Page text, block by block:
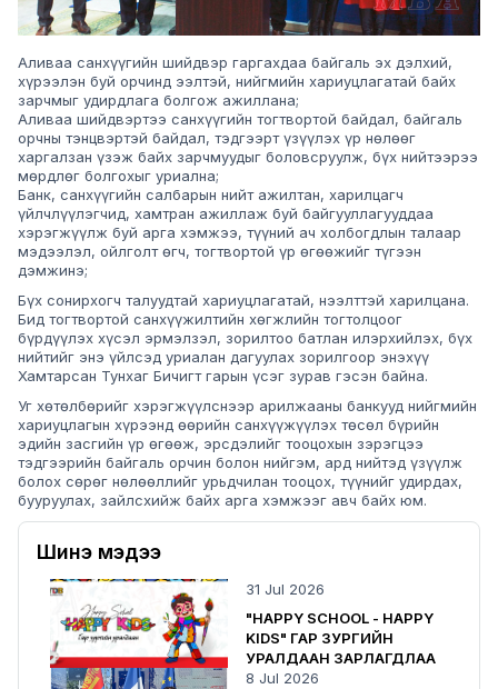
Аливаа санхүүгийн шийдвэр гаргахдаа байгаль эх дэлхий,
хүрээлэн буй орчинд ээлтэй, нийгмийн хариуцлагатай байх
зарчмыг удирдлага болгож ажиллана;
Аливаа шийдвэртээ санхүүгийн тогтвортой байдал, байгаль
орчны тэнцвэртэй байдал, тэдгээрт үзүүлэх үр нөлөөг
харгалзан үзэж байх зарчмуудыг боловсруулж, бүх нийтээрээ
мөрдлөг болгохыг уриална;
Банк, санхүүгийн салбарын нийт ажилтан, харилцагч
үйлчлүүлэгчид, хамтран ажиллаж буй байгууллагууддаа
хэрэгжүүлж буй арга хэмжээ, түүний ач холбогдлын талаар
мэдээлэл, ойлголт өгч, тогтвортой үр өгөөжийг түгээн
дэмжинэ;
Бүх сонирхогч талуудтай хариуцлагатай, нээлттэй харилцана.
Бид тогтвортой санхүүжилтийн хөгжлийн тогтолцоог
бүрдүүлэх хүсэл эрмэлзэл, зорилтоо батлан илэрхийлэх, бүх
нийтийг энэ үйлсэд уриалан дагуулах зорилгоор энэхүү
Хамтарсан Тунхаг Бичигт гарын үсэг зурав гэсэн байна.
Уг хөтөлбөрийг хэрэгжүүлснээр арилжааны банкууд нийгмийн
хариуцлагын хүрээнд өөрийн санхүүжүүлэх төсөл бүрийн
эдийн засгийн үр өгөөж, эрсдэлийг тооцохын зэрэгцээ
тэдгээрийн байгаль орчин болон нийгэм, ард нийтэд үзүүлж
болох сөрөг нөлөөллийг урьдчилан тооцох, түүнийг удирдах,
бууруулах, зайлсхийж байх арга хэмжээг авч байх юм.
Шинэ мэдээ
31 Jul 2026
"HAPPY SCHOOL - HAPPY
KIDS" ГАР ЗУРГИЙН
УРАЛДААН ЗАРЛАГДЛАА
8 Jul 2026